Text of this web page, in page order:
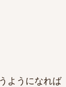
ようになれば